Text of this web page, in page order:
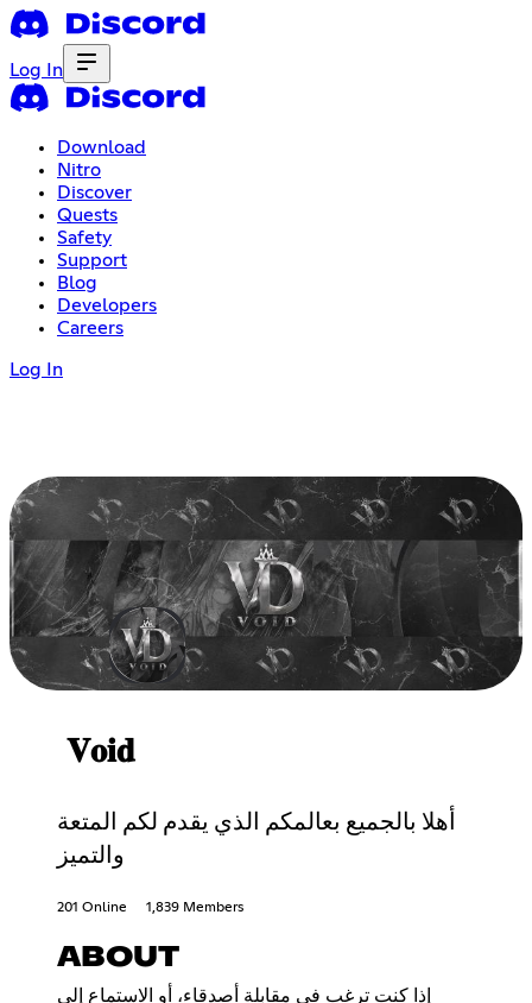
Log In
Download
Nitro
Discover
Quests
Safety
Support
Blog
Developers
Careers
Log In
𝐕𝐨𝐢𝐝
أهلا بالجميع بعالمكم الذي يقدم لكم المتعة
والتميز
201 Online 1,839 Members
ABOUT
إذا كنت ترغب في مقابلة أصدقاء، أو الاستماع إلى